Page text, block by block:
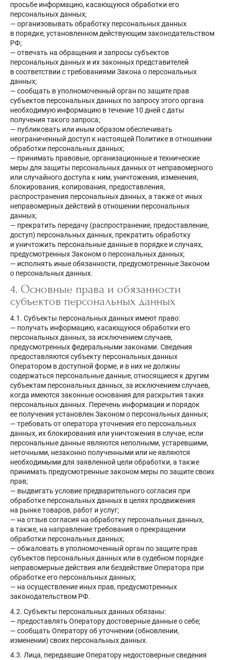
просьбе информацию, касающуюся обработки его
персональных данных;
— организовывать обработку персональных данных
в порядке, установленном действующим законодательством
РФ;
— отвечать на обращения и запросы субъектов
персональных данных и их законных представителей
в соответствии с требованиями Закона о персональных
данных;
— сообщать в уполномоченный орган по защите прав
субъектов персональных данных по запросу этого органа
необходимую информацию в течение 10 дней с даты
получения такого запроса;
— публиковать или иным образом обеспечивать
неограниченный доступ к настоящей Политике в отношении
обработки персональных данных;
— принимать правовые, организационные и технические
меры для защиты персональных данных от неправомерного
или случайного доступа к ним, уничтожения, изменения,
блокирования, копирования, предоставления,
распространения персональных данных, а также от иных
неправомерных действий в отношении персональных
данных;
— прекратить передачу (распространение, предоставление,
доступ) персональных данных, прекратить обработку
и уничтожить персональные данные в порядке и случаях,
предусмотренных Законом о персональных данных;
— исполнять иные обязанности, предусмотренные Законом
о персональных данных.
4. Основные права и обязанности
субъектов персональных данных
4.1. Субъекты персональных данных имеют право:
— получать информацию, касающуюся обработки его
персональных данных, за исключением случаев,
предусмотренных федеральными законами. Сведения
предоставляются субъекту персональных данных
Оператором в доступной форме, и в них не должны
содержаться персональные данные, относящиеся к другим
субъектам персональных данных, за исключением случаев,
когда имеются законные основания для раскрытия таких
персональных данных. Перечень информации и порядок
ее получения установлен Законом о персональных данных;
— требовать от оператора уточнения его персональных
данных, их блокирования или уничтожения в случае, если
персональные данные являются неполными, устаревшими,
неточными, незаконно полученными или не являются
необходимыми для заявленной цели обработки, а также
принимать предусмотренные законом меры по защите своих
прав;
— выдвигать условие предварительного согласия при
обработке персональных данных в целях продвижения
на рынке товаров, работ и услуг;
— на отзыв согласия на обработку персональных данных,
а также, на направление требования о прекращении
обработки персональных данных;
— обжаловать в уполномоченный орган по защите прав
субъектов персональных данных или в судебном порядке
неправомерные действия или бездействие Оператора при
обработке его персональных данных;
— на осуществление иных прав, предусмотренных
законодательством РФ.
4.2. Субъекты персональных данных обязаны:
— предоставлять Оператору достоверные данные о себе;
— сообщать Оператору об уточнении (обновлении,
изменении) своих персональных данных.
4.3. Лица, передавшие Оператору недостоверные сведения